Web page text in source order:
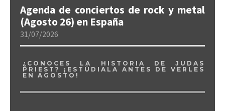
Agenda de conciertos de rock y metal
(Agosto 26) en España
31/07/2026
¿CONOCES LA HISTORIA DE JUDAS
PRIEST? ¡ESTÚDIALA ANTES DE VERLES
EN AGOSTO!